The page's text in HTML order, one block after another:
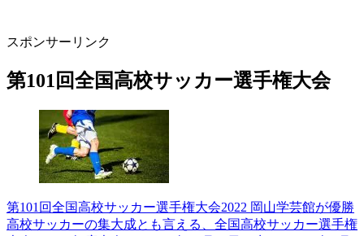
スポンサーリンク
第101回全国高校サッカー選手権大会
第101回全国高校サッカー選手権大会2022 岡山学芸館が優勝
高校サッカーの集大成とも言える、全国高校サッカー選手権